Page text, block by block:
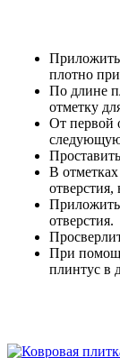
Приложить
плотно
По длине
отметку
От первой
В
отверстия,
Приложить
отверстия.
При
плинтус в